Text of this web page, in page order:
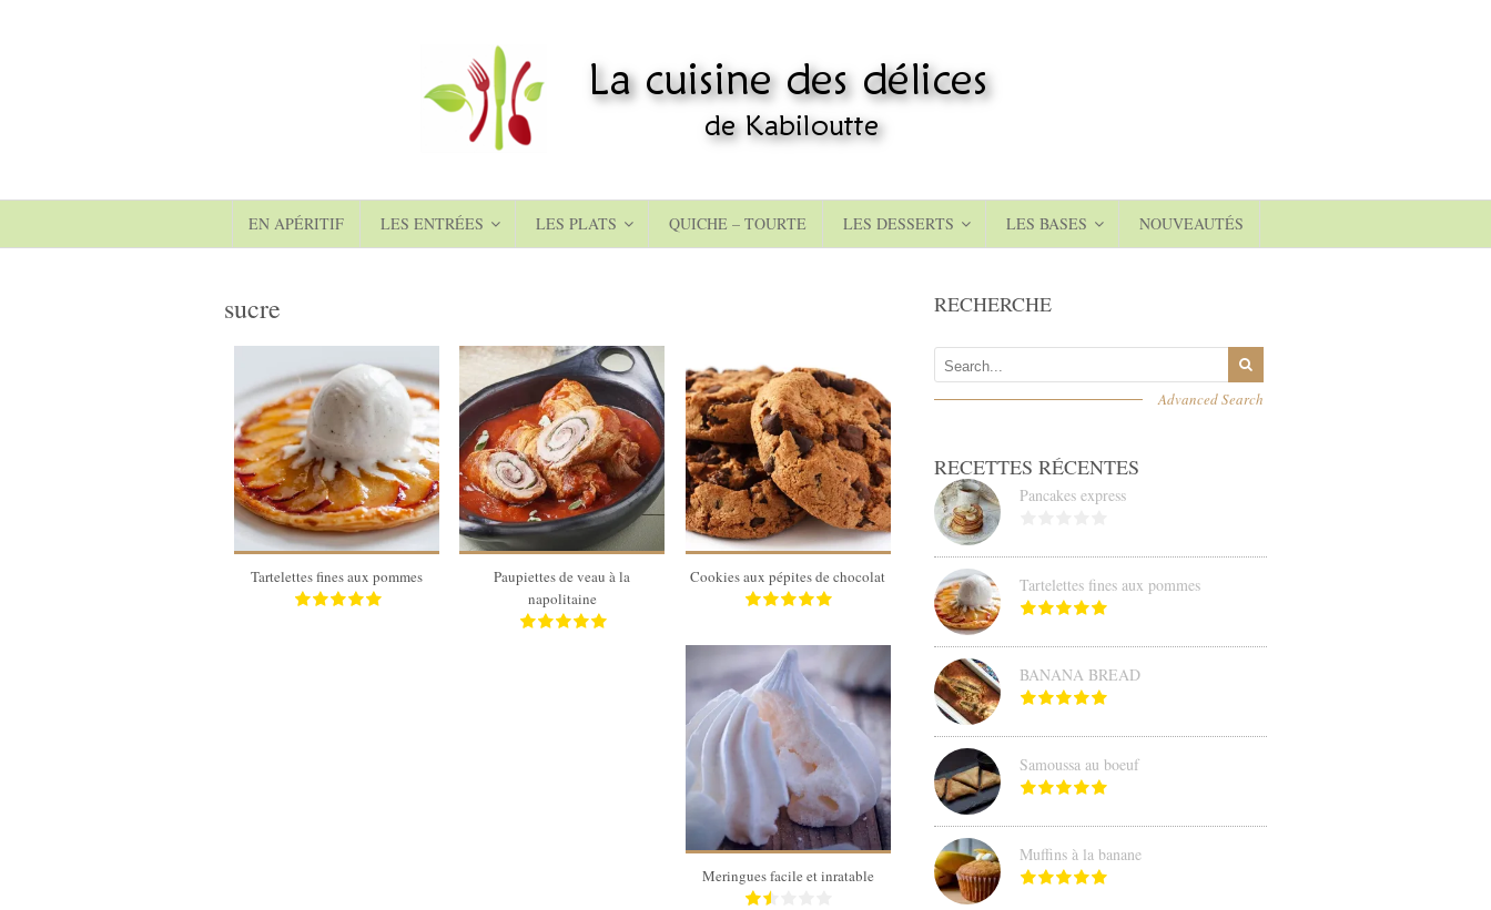
EN APÉRITIF LES ENTRÉES LES PLATS QUICHE – TOURTE LES DESSERTS LES BASES NOUVEAUTÉS
sucre
4
4
45 Min
Tartelettes fines aux pommes
6
6
2 Min
Paupiettes de veau à la
napolitaine
30 cookies
30 cookies
20 Min
Cookies aux pépites de chocolat
20
60 Min
Meringues facile et inratable
RECHERCHE
Advanced Search
RECETTES RÉCENTES
Pancakes express
Tartelettes fines aux pommes
BANANA BREAD
Samoussa au boeuf
Muffins à la banane